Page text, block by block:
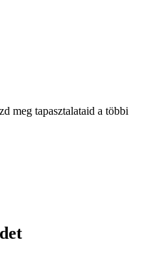
meg tapasztalataid a többi